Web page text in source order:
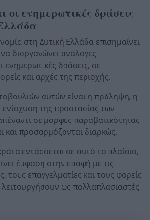
οι ενημερωτικές δράσεις
στη Δυτική Ελλάδα επισημαίνει
να διοργανώνει ανάλογες
ενημερωτικές δράσεις, σε
και αρχές της περιοχής.
αυτών είναι η πρόληψη, η
της προστασίας των
σε μορφές παραβατικότητας
και προσαρμόζονται διαρκώς.
εντάσσεται σε αυτό το πλαίσιο,
έμφαση στην επαφή με τις
τους επαγγελματίες και τους φορείς
ως πολλαπλασιαστές